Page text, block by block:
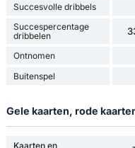
Succesvolle dribbels
Succespercentage
dribbelen
Ontnomen
Buitenspel
Gele kaarten, rode
Kaarten en